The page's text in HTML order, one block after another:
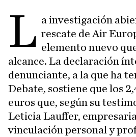
L a investigación
rescate de Air
elemento nuevo
alcance. La declaración
denunciante, a la que ha
Debate, sostiene que los
euros que, según su
Leticia Lauffer,
vinculación personal y